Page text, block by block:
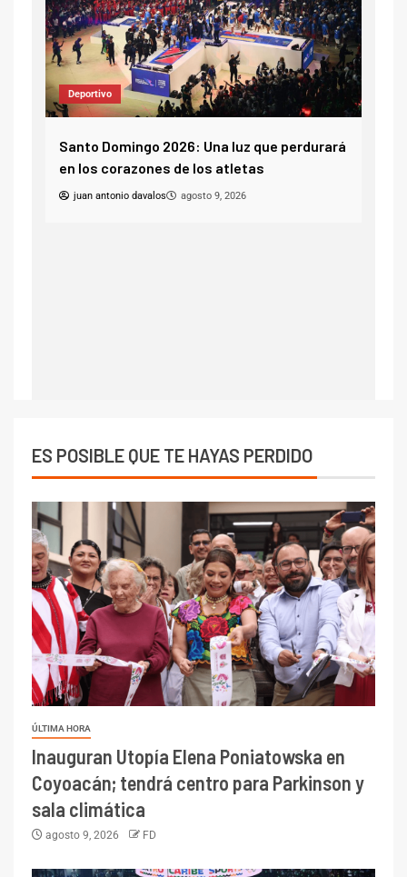
2026: Una luz que perdurará
de los atletas
agosto 9, 2026
Deportivo
Selección Mexicana
ES POSIBLE QUE TE HAYAS PERDIDO
ÚLTIMA HORA
Inauguran Utopía Elena Poniatowska en
Coyoacán; tendrá centro para Parkinson y
sala climática
agosto 9, 2026 FD